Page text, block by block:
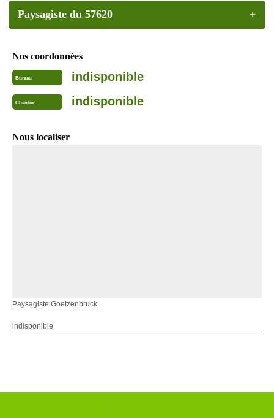
Paysagiste du 57620
Nos coordonnées
Bureau indisponible
Chantier indisponible
Nous localiser
Paysagiste Goetzenbruck
indisponible